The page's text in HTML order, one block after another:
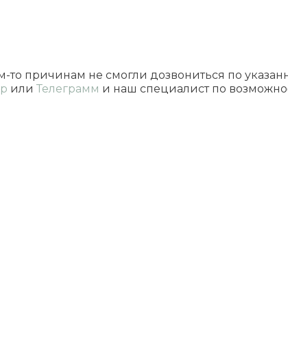
то причинам не смогли дозвониться по
или Телеграмм и наш специалист по